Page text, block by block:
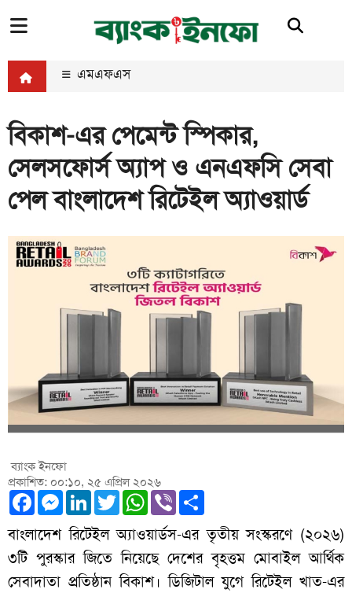
এমএফএস
বিকাশ-এর পেমেন্ট স্পিকার,
সেলসফোর্স অ্যাপ ও এনএফসি সেবা
পেল বাংলাদেশ রিটেইল অ্যাওয়ার্ড
ব্যাংক ইনফো
প্রকাশিত: ০০:১০, ২৫ এপ্রিল ২০২৬
Facebook
Messenger
LinkedIn
TwitterWhatsApp
Viber
বাংলাদেশ রিটেইল অ্যাওয়ার্ডস-এর তৃতীয় সংস্করণে (২০২৬)
৩টি পুরস্কার জিতে নিয়েছে দেশের বৃহত্তম মোবাইল আর্থিক
সেবাদাতা প্রতিষ্ঠান বিকাশ। ডিজিটাল যুগে রিটেইল খাত-এর